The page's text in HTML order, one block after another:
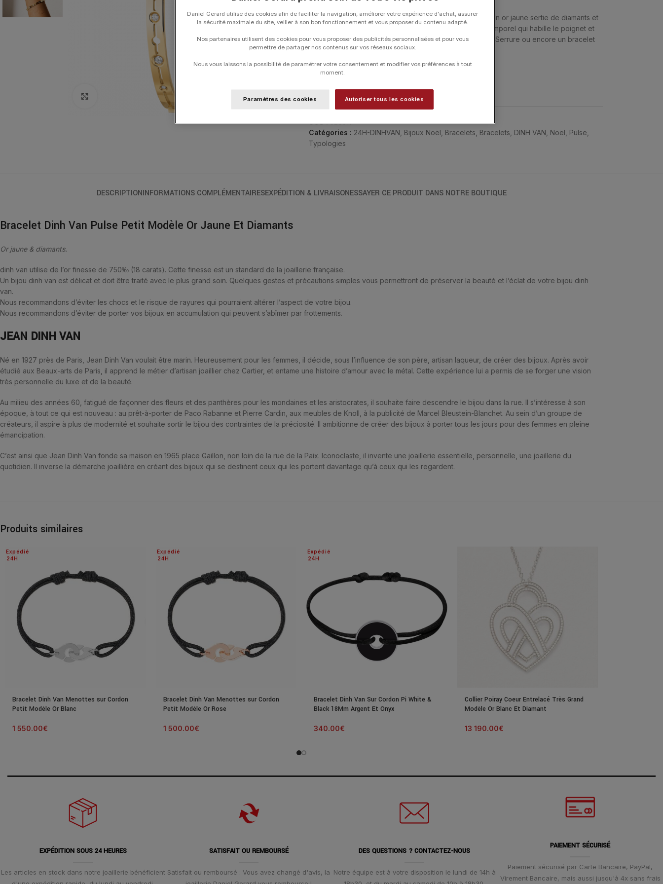
Le bracelet Pulse se décline dans une version plus fine en or jaune sertie de diamants et
continue de marquer le tempo d’aujourd’hui. Un jonc intemporel qui habille le poignet et
peut s’accumuler avec sa version grand modèle, un jonc Serrure ou encore un bracelet
sur chaîne Menottes dinh van.
TAILLE
UGS :328511
Catégories : 24H-DINHVAN Bijoux Noël Bracelets Bracelets DINH VAN Noël Pulse
Typologies
DESCRIPTIONINFORMATIONS COMPLÉMENTAIRESEXPÉDITION & LIVRAISONESSAYER CE PRODUIT DANS NOTRE BOUTIQUE
Bracelet Dinh Van Pulse Petit Modèle Or Jaune Et Diamants
Or jaune & diamants.
dinh van utilise de l’or finesse de 750‰ (18 carats). Cette finesse est un standard de la joaillerie française.
Un bijou dinh van est délicat et doit être traité avec le plus grand soin. Quelques gestes et précautions simples vous permettront de préserver la beauté et l’éclat de votre bijou dinh
van.
Nous recommandons d’éviter les chocs et le risque de rayures qui pourraient altérer l’aspect de votre bijou.
Nous recommandons d’éviter de porter vos bijoux en accumulation qui peuvent s’abîmer par frottements.
JEAN DINH VAN
Né en 1927 près de Paris, Jean Dinh Van voulait être marin. Heureusement pour les femmes, il décide, sous l’influence de son père, artisan laqueur, de créer des bijoux. Après avoir
étudié aux Beaux-arts de Paris, il apprend le métier d’artisan joaillier chez Cartier, et entame une histoire d’amour avec le métal. Cette expérience lui a permis de se forger une vision
très personnelle du luxe et de la beauté.
Au milieu des années 60, fatigué de façonner des fleurs et des panthères pour les mondaines et les aristocrates, il souhaite faire descendre le bijou dans la rue. Il s’intéresse à son
époque, à tout ce qui est nouveau : au prêt-à-porter de Paco Rabanne et Pierre Cardin, aux meubles de Knoll, à la publicité de Marcel Bleustein-Blanchet. Au sein d’un groupe de
créateurs, il aspire à plus de modernité et souhaite sortir le bijou des contraintes de la préciosité. Il ambitionne de créer des bijoux à porter tous les jours pour des femmes en pleine
émancipation.
C’est ainsi que Jean Dinh Van fonde sa maison en 1965 place Gaillon, non loin de la rue de la Paix. Iconoclaste, il invente une joaillerie essentielle, personnelle, une joaillerie du
quotidien. Il inverse la démarche joaillière en créant des bijoux qui se destinent ceux qui les portent davantage qu’à ceux qui les regardent.
Produits similaires
24H
Expédié
Bracelet Dinh Van Menottes sur Cordon
Petit Modèle Or Blanc
1 550.00€
24H
Expédié
Bracelet Dinh Van Menottes sur Cordon
Petit Modèle Or Rose
1 500.00€
24H
Expédié
Bracelet Dinh Van Sur Cordon Pi White &
Black 18Mm Argent Et Onyx
340.00€
Collier Poiray Coeur Entrelacé Très Grand
Modèle Or Blanc Et Diamant
13 190.00€
EXPÉDITION SOUS 24 HEURES
Les articles en stock dans notre joaillerie bénéficient
SATISFAIT OU REMBOURSÉ
Satisfait ou remboursé : Vous avez changé d'avis, la
DES QUESTIONS ? CONTACTEZ-NOUS
Notre équipe est à votre disposition le lundi de 14h à
PAIEMENT SÉCURISÉ
Paiement sécurisé par Carte Bancaire, PayPal,
Virement Bancaire, mais aussi jusqu'à 4x sans frais
Daniel Gerard utilise des cookies afin de faciliter la navigation, améliorer votre expérience d'achat, assurer
la sécurité maximale du site, veiller à son bon fonctionnement et vous proposer du contenu adapté.
Nos partenaires utilisent des cookies pour vous proposer des publicités personnalisées et pour vous
permettre de partager nos contenus sur vos réseaux sociaux.
Nous vous laissons la possibilité de paramétrer votre consentement et modifier vos préférences à tout
moment.
Paramètres des cookies Autoriser tous les cookies